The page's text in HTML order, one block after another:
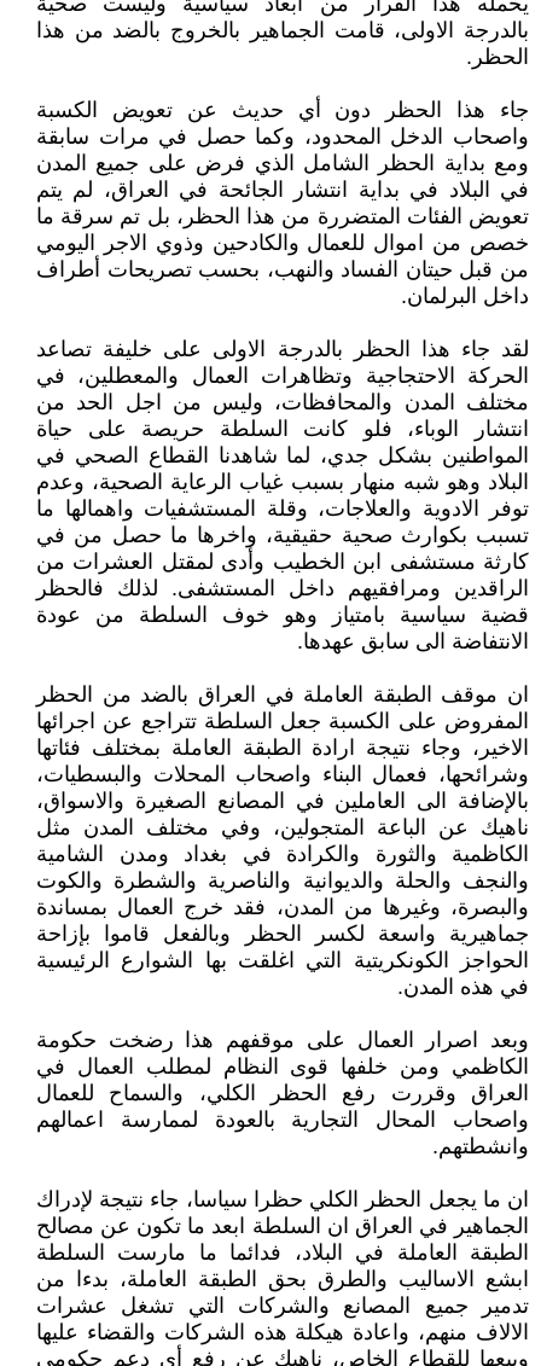
بالدرجة الاولى، قامت الجماهير بالخروج بالضد من هذا
الحظر.
جاء هذا الحظر دون أي حديث عن تعويض الكسبة
واصحاب الدخل المحدود، وكما حصل في مرات سابقة
ومع بداية الحظر الشامل الذي فرض على جميع المدن
في البلاد في بداية انتشار الجائحة في العراق، لم يتم
تعويض الفئات المتضررة من هذا الحظر، بل تم سرقة ما
خصص من اموال للعمال والكادحين وذوي الاجر اليومي
من قبل حيتان الفساد والنهب، بحسب تصريحات أطراف
داخل البرلمان.
لقد جاء هذا الحظر بالدرجة الاولى على خليفة تصاعد
الحركة الاحتجاجية وتظاهرات العمال والمعطلين، في
مختلف المدن والمحافظات، وليس من اجل الحد من
انتشار الوباء، فلو كانت السلطة حريصة على حياة
المواطنين بشكل جدي، لما شاهدنا القطاع الصحي في
البلاد وهو شبه منهار بسبب غياب الرعاية الصحية، وعدم
توفر الادوية والعلاجات، وقلة المستشفيات واهمالها ما
تسبب بكوارث صحية حقيقية، واخرها ما حصل من في
كارثة مستشفى ابن الخطيب وأدى لمقتل العشرات من
الراقدين ومرافقيهم داخل المستشفى. لذلك فالحظر
قضية سياسية بامتياز وهو خوف السلطة من عودة
الانتفاضة الى سابق عهدها.
ان موقف الطبقة العاملة في العراق بالضد من الحظر
المفروض على الكسبة جعل السلطة تتراجع عن اجرائها
الاخير، وجاء نتيجة ارادة الطبقة العاملة بمختلف فئاتها
وشرائحها، فعمال البناء واصحاب المحلات والبسطيات،
بالإضافة الى العاملين في المصانع الصغيرة والاسواق،
ناهيك عن الباعة المتجولين، وفي مختلف المدن مثل
الكاظمية والثورة والكرادة في بغداد ومدن الشامية
والنجف والحلة والديوانية والناصرية والشطرة والكوت
والبصرة، وغيرها من المدن، فقد خرج العمال بمساندة
جماهيرية واسعة لكسر الحظر وبالفعل قاموا بإزاحة
الحواجز الكونكريتية التي اغلقت بها الشوارع الرئيسية
في هذه المدن.
وبعد اصرار العمال على موقفهم هذا رضخت حكومة
الكاظمي ومن خلفها قوى النظام لمطلب العمال في
العراق وقررت رفع الحظر الكلي، والسماح للعمال
واصحاب المحال التجارية بالعودة لممارسة اعمالهم
وانشطتهم.
ان ما يجعل الحظر الكلي حظرا سياسا، جاء نتيجة لإدراك
الجماهير في العراق ان السلطة ابعد ما تكون عن مصالح
الطبقة العاملة في البلاد، فدائما ما مارست السلطة
ابشع الاساليب والطرق بحق الطبقة العاملة، بدءا من
تدمير جميع المصانع والشركات التي تشغل عشرات
الالاف منهم، واعادة هيكلة هذه الشركات والقضاء عليها
وبيعها للقطاع الخاص، ناهيك عن رفع أي دعم حكومي